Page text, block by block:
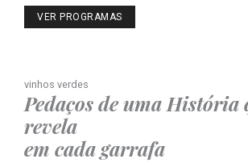
VER PROGRAMAS
vinhos verdes
Pedaços de uma História
revela
em cada garrafa